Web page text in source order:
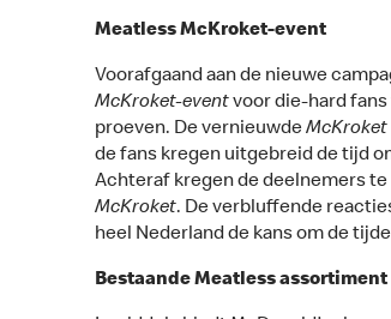
Meatless McKroket-event
Voorafgaand aan de nieuwe
McKroket-eventvoor die-hard fans
proeven. De vernieuwdeMcKroket
de fans kregen uitgebreid de tijd
Achteraf kregen de deelnemers
McKroket. De verbluffende
heel Nederland de kans om de
Bestaande Meatless assortiment